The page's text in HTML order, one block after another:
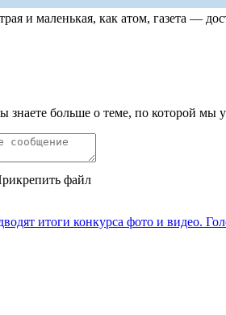
и маленькая, как атом, газета —
знаете больше о теме, по которой
файл
итоги конкурса фото и видео.